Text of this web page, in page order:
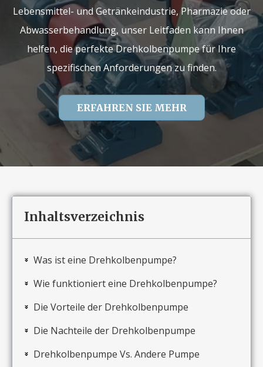
Lebensmittel- und Getränkeindustrie, Pharmazie oder
Abwasserbehandlung, unser Leitfaden kann Ihnen
helfen, die perfekte Drehkolbenpumpe für Ihre
spezifischen Anforderungen zu finden.
ERFAHREN SIE MEHR
Inhaltsverzeichnis
Was ist eine Drehkolbenpumpe?
Wie funktioniert eine Drehkolbenpumpe?
Die Vorteile der Drehkolbenpumpe
Die Nachteile der Drehkolbenpumpe
Drehkolbenpumpe Vs. Andere Pumpe